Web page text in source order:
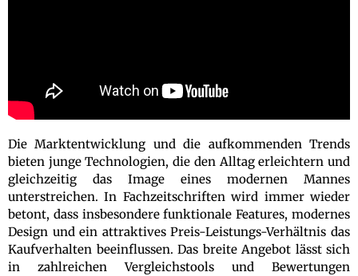
Die Marktentwicklung und die aufkommenden Trends
bieten junge Technologien, die den Alltag erleichtern und
gleichzeitig das Image eines modernen Mannes
unterstreichen. In Fachzeitschriften wird immer wieder
betont, dass insbesondere funktionale Features, modernes
Design und ein attraktives Preis-Leistungs-Verhältnis das
Kaufverhalten beeinflussen. Das breite Angebot lässt sich
in zahlreichen Vergleichstools und Bewertungen